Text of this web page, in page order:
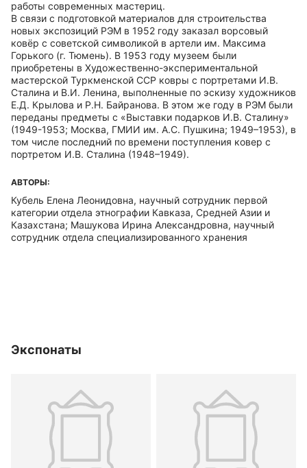
работы современных мастериц.
В связи с подготовкой материалов для строительства
новых экспозиций РЭМ в 1952 году заказал ворсовый
ковёр с советской символикой в артели им. Максима
Горького (г. Тюмень). В 1953 году музеем были
приобретены в Художественно-экспериментальной
мастерской Туркменской ССР ковры с портретами И.В.
Сталина и В.И. Ленина, выполненные по эскизу художников
Е.Д. Крылова и Р.Н. Байранова. В этом же году в РЭМ были
переданы предметы с «Выставки подарков И.В. Сталину»
(1949-1953; Москва, ГМИИ им. А.С. Пушкина; 1949–1953), в
том числе последний по времени поступления ковер с
портретом И.В. Сталина (1948–1949).
АВТОРЫ:
Кубель Елена Леонидовна, научный сотрудник первой
категории отдела этнографии Кавказа, Средней Азии и
Казахстана; Машукова Ирина Александровна, научный
сотрудник отдела специализированного хранения
Экспонаты